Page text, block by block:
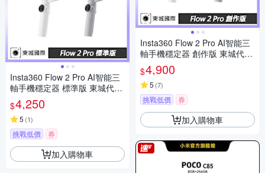
Insta360 Flow 2 Pro AI智能三
軸手機穩定器 標準版 東城代理
公司貨
$4,250
5 (1)
挑戰低價 券
加入購物車
Insta360 Flow 2 Pro AI智能三
軸手機穩定器 創作版 東城代理
公司貨
$4,900
5 (7)
挑戰低價 券
加入購物車